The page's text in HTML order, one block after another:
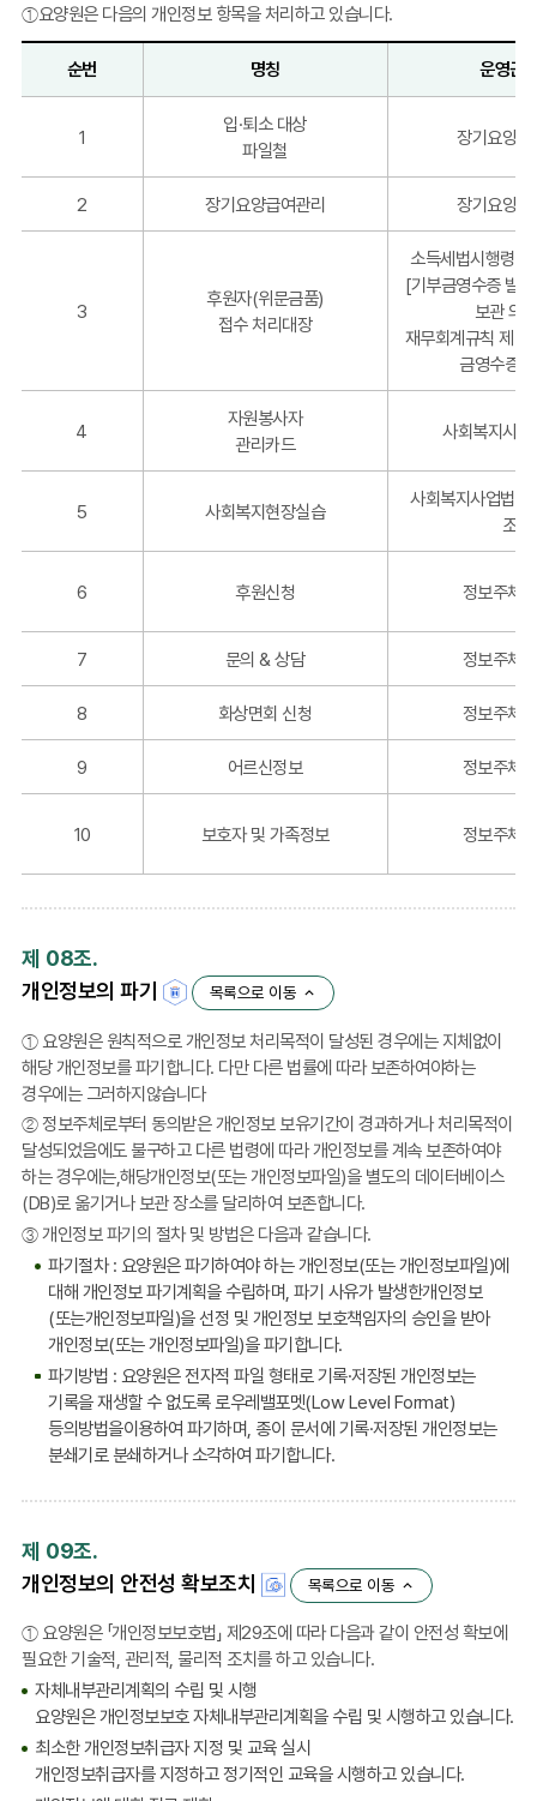
①요양원은 다음의 개인정보 항목을 처리하고 있습니다.
거,
정
파
에
록
항
목
함
순번 명칭 운영근
1
입·퇴소 대상
파일철
장기요양보
2 장기요양급여관리 장기요양보
3
후원자(위문금품)
접수 처리대장
소득세법시행령
[기부금영수증 발
보관 의
재무회계규칙 제
금영수증
4
자원봉사자
관리카드
사회복지사
5 사회복지현장실습
사회복지사업법
조
6 후원신청 정보주체
7 문의 & 상담 정보주체
8 화상면회 신청 정보주체
9 어르신정보 정보주체
10 보호자 및 가족정보 정보주체
제 08조.
개인정보의 파기 목록으로 이동
① 요양원은 원칙적으로 개인정보 처리목적이 달성된 경우에는 지체없이
해당 개인정보를 파기합니다. 다만 다른 법률에 따라 보존하여야하는
경우에는 그러하지않습니다
② 정보주체로부터 동의받은 개인정보 보유기간이 경과하거나 처리목적이
달성되었음에도 불구하고 다른 법령에 따라 개인정보를 계속 보존하여야
하는 경우에는,해당개인정보(또는 개인정보파일)을 별도의 데이터베이스
(DB)로 옮기거나 보관 장소를 달리하여 보존합니다.
③ 개인정보 파기의 절차 및 방법은 다음과 같습니다.
파기절차 : 요양원은 파기하여야 하는 개인정보(또는 개인정보파일)에
대해 개인정보 파기계획을 수립하며, 파기 사유가 발생한개인정보
(또는개인정보파일)을 선정 및 개인정보 보호책임자의 승인을 받아
개인정보(또는 개인정보파일)을 파기합니다.
파기방법 : 요양원은 전자적 파일 형태로 기록·저장된 개인정보는
기록을 재생할 수 없도록 로우레밸포멧(Low Level Format)
등의방법을이용하여 파기하며, 종이 문서에 기록·저장된 개인정보는
분쇄기로 분쇄하거나 소각하여 파기합니다.
제 09조.
개인정보의 안전성 확보조치 목록으로 이동
① 요양원은 「개인정보보호법」 제29조에 따라 다음과 같이 안전성 확보에
필요한 기술적, 관리적, 물리적 조치를 하고 있습니다.
자체내부관리계획의 수립 및 시행
요양원은 개인정보보호 자체내부관리계획을 수립 및 시행하고 있습니다.
최소한 개인정보취급자 지정 및 교육 실시
개인정보취급자를 지정하고 정기적인 교육을 시행하고 있습니다.